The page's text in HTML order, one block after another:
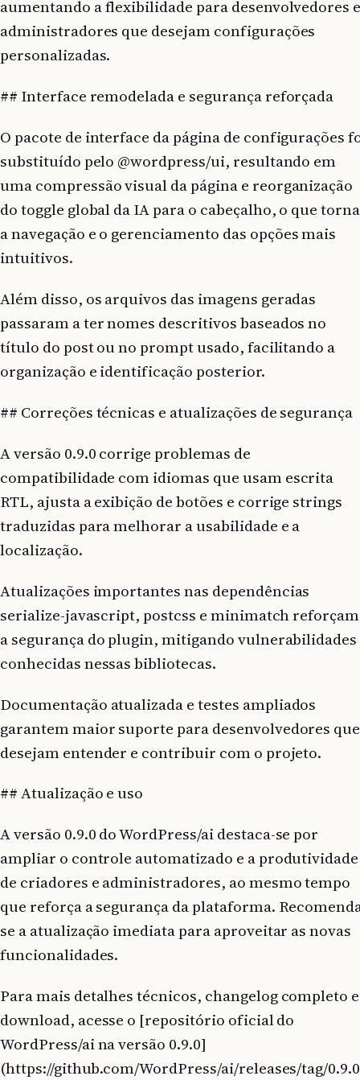
aumentando a flexibilidade para desenvolvedores
administradores que desejam configurações
personalizadas.
## Interface remodelada e segurança reforçada
O pacote de interface da página de configurações
substituído pelo @wordpress/ui, resultando em
uma compressão visual da página e reorganização
do toggle global da IA para o cabeçalho, o que torna
a navegação e o gerenciamento das opções mais
intuitivos.
Além disso, os arquivos das imagens geradas
passaram a ter nomes descritivos baseados no
título do post ou no prompt usado, facilitando a
organização e identificação posterior.
## Correções técnicas e atualizações de segurança
A versão 0.9.0 corrige problemas de
compatibilidade com idiomas que usam escrita
RTL, ajusta a exibição de botões e corrige strings
traduzidas para melhorar a usabilidade e a
localização.
Atualizações importantes nas dependências
serialize-javascript, postcss e minimatch reforçam
a segurança do plugin, mitigando vulnerabilidades
conhecidas nessas bibliotecas.
Documentação atualizada e testes ampliados
garantem maior suporte para desenvolvedores que
desejam entender e contribuir com o projeto.
## Atualização e uso
A versão 0.9.0 do WordPress/ai destaca-se por
ampliar o controle automatizado e a produtividade
de criadores e administradores, ao mesmo tempo
que reforça a segurança da plataforma.
se a atualização imediata para aproveitar as novas
funcionalidades.
Para mais detalhes técnicos, changelog completo e
download, acesse o [repositório oficial do
WordPress/ai na versão 0.9.0]
(https://github.com/WordPress/ai/releases/tag/